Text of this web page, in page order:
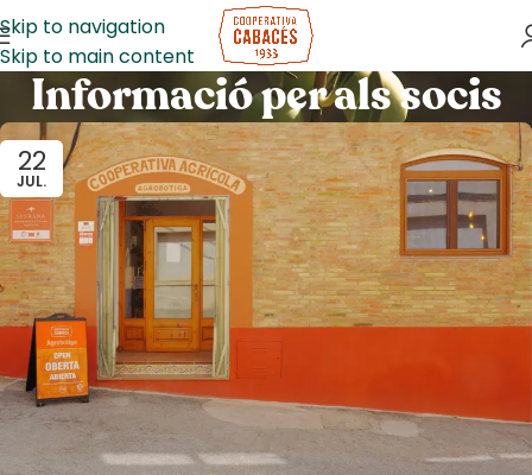
Skip to navigation
Skip to main content
Informació per als socis
22
JUL.